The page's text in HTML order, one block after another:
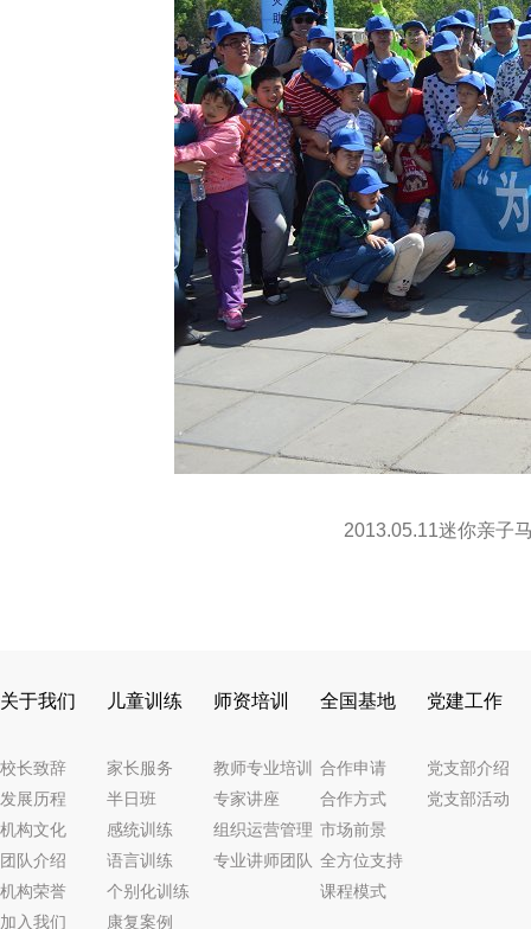
2013.05.11迷你亲子
关于我们
校长致辞
发展历程
机构文化
团队介绍
机构荣誉
加入我们
儿童训练
家长服务
半日班
感统训练
语言训练
个别化训练
康复案例
师资培训
教师专业培训
专家讲座
组织运营管理
专业讲师团队
全国基地
合作申请
合作方式
市场前景
全方位支持
课程模式
党建工作
党支部介绍
党支部活动